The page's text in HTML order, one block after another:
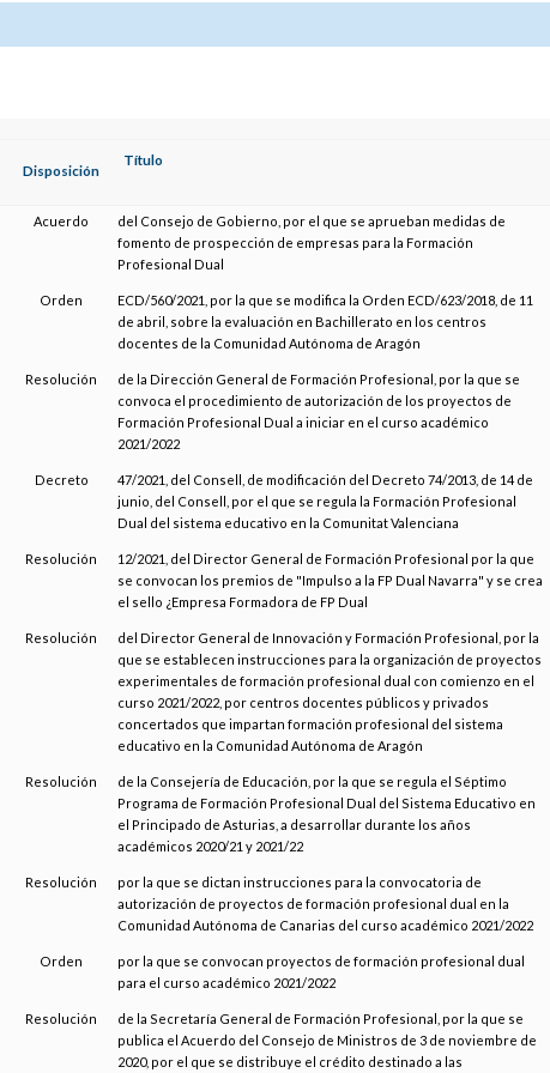
Disposición
Título
Acuerdo
del Consejo de Gobierno, por el que se aprueban medidas de
fomento de prospección de empresas para la Formación
Profesional Dual
Orden
ECD/560/2021, por la que se modifica la Orden ECD/623/2018, de 11
de abril, sobre la evaluación en Bachillerato en los centros
docentes de la Comunidad Autónoma de Aragón
Resolución
de la Dirección General de Formación Profesional, por la que se
convoca el procedimiento de autorización de los proyectos de
Formación Profesional Dual a iniciar en el curso académico
2021/2022
Decreto
47/2021, del Consell, de modificación del Decreto 74/2013, de 14 de
junio, del Consell, por el que se regula la Formación Profesional
Dual del sistema educativo en la Comunitat Valenciana
Resolución
12/2021, del Director General de Formación Profesional por la que
se convocan los premios de "Impulso a la FP Dual Navarra" y se crea
el sello ¿Empresa Formadora de FP Dual
Resolución
del Director General de Innovación y Formación Profesional, por la
que se establecen instrucciones para la organización de proyectos
experimentales de formación profesional dual con comienzo en el
curso 2021/2022, por centros docentes públicos y privados
concertados que impartan formación profesional del sistema
educativo en la Comunidad Autónoma de Aragón
Resolución
de la Consejería de Educación, por la que se regula el Séptimo
Programa de Formación Profesional Dual del Sistema Educativo en
el Principado de Asturias, a desarrollar durante los años
académicos 2020/21 y 2021/22
Resolución
por la que se dictan instrucciones para la convocatoria de
autorización de proyectos de formación profesional dual en la
Comunidad Autónoma de Canarias del curso académico 2021/2022
Orden
por la que se convocan proyectos de formación profesional dual
para el curso académico 2021/2022
Resolución
de la Secretaría General de Formación Profesional, por la que se
publica el Acuerdo del Consejo de Ministros de 3 de noviembre de
2020, por el que se distribuye el crédito destinado a las